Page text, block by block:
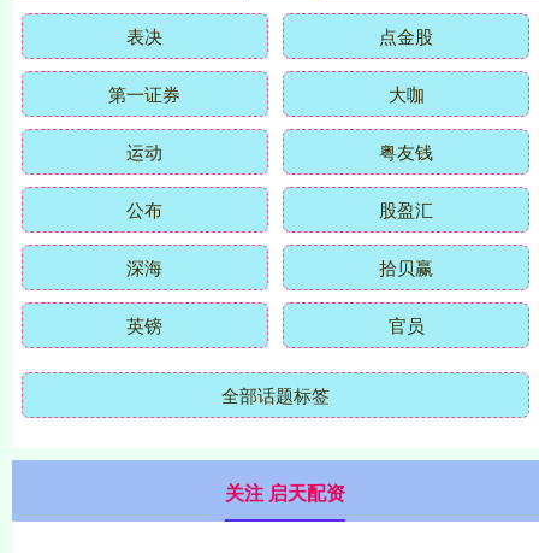
表决 点金股
第一证券 大咖
运动 粤友钱
公布 股盈汇
深海 拾贝赢
英镑 官员
全部话题标签
关注 启天配资